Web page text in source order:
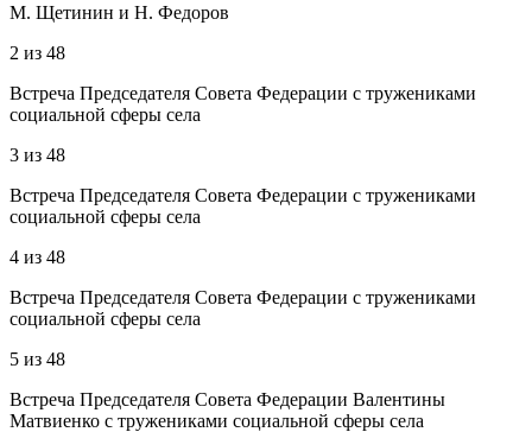
М. Щетинин и Н. Федоров
2 из 48
Встреча Председателя Совета Федерации с тружениками
социальной сферы села
3 из 48
Встреча Председателя Совета Федерации с тружениками
социальной сферы села
4 из 48
Встреча Председателя Совета Федерации с тружениками
социальной сферы села
5 из 48
Встреча Председателя Совета Федерации Валентины
Матвиенко с тружениками социальной сферы села